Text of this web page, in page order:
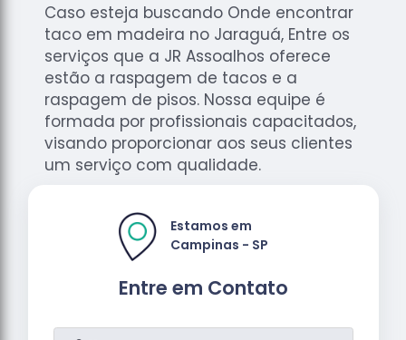
Caso esteja buscando Onde encontrar
taco em madeira no Jaraguá, Entre os
serviços que a JR Assoalhos oferece
estão a raspagem de tacos e a
raspagem de pisos. Nossa equipe é
formada por profissionais capacitados,
visando proporcionar aos seus clientes
um serviço com qualidade.
Entre em Contato
Estamos em
Campinas - SP